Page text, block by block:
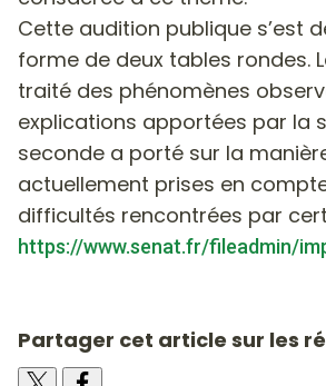
Cette audition publique s’est
forme de deux tables rondes.
traité des phénomènes
explications apportées par la
seconde a porté sur la
actuellement prises en
difficultés rencontrées par
https://www.senat.fr/fileadmin/
Partager cet article sur les